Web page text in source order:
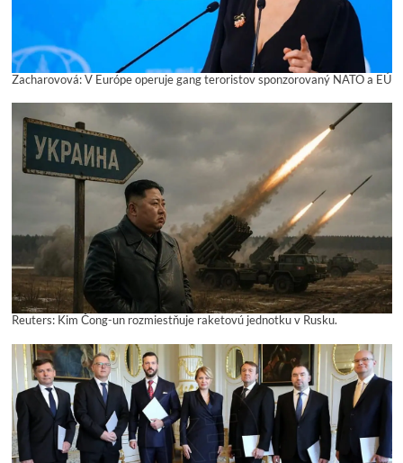
Zacharovová: V Európe operuje gang teroristov sponzorovaný NATO a EÚ
Reuters: Kim Čong-un rozmiestňuje raketovú jednotku v Rusku.